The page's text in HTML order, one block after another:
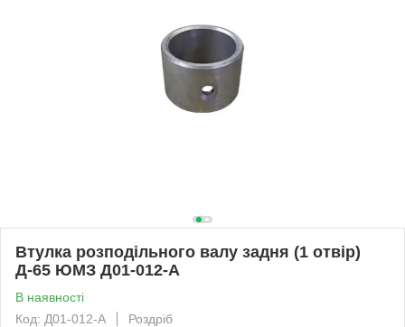
Втулка розподільного валу задня (1 отвір)
Д-65 ЮМЗ Д01-012-А
В наявності
Код: Д01-012-А
Роздріб